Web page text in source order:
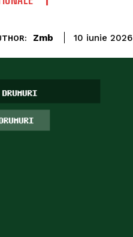
Zmb 10 iunie 2026